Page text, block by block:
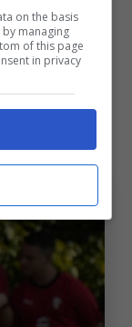
con
della
quelli di
on the basis
managing
of this page
in privacy